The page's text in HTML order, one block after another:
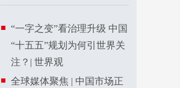
“一字之变”看治理升级 中国
“十五五”规划为何引世界关
注？| 世界观
全球媒体聚焦 | 中国市场正